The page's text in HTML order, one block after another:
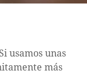
usamos unas
más